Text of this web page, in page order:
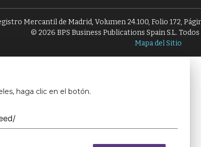
Mercantil de Madrid, Volumen 24.100, Folio 172,
© 2026 BPS Business Publications Spain S.L.
Mapa del Sitio
haga clic en el botón.